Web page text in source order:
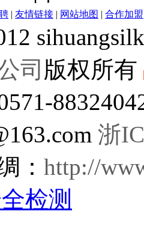
| 友情链接 | 网站地图 | 合作加盟
司 版权所有
浙
： http://